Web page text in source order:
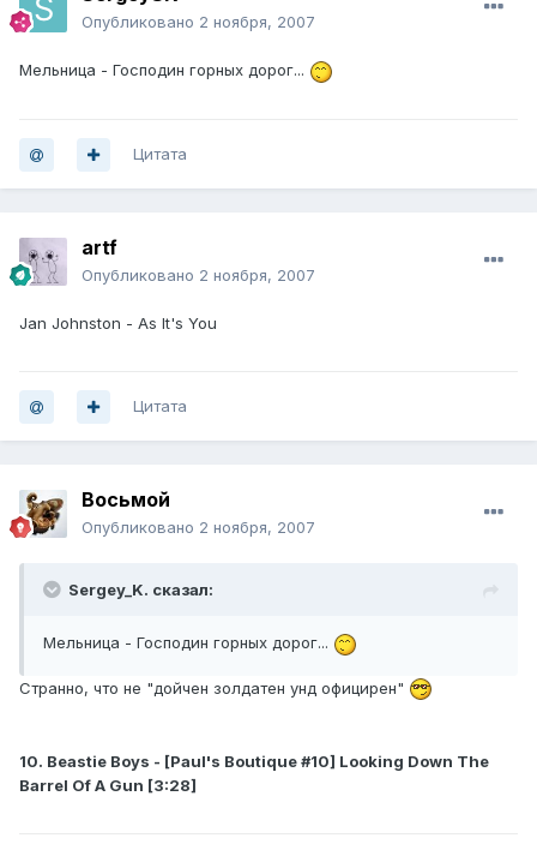
Опубликовано 2 ноября, 2007
Мельница - Господин горных дорог...
Цитата
artf
Опубликовано 2 ноября, 2007
Jan Johnston - As It's You
Цитата
Восьмой
Опубликовано 2 ноября, 2007
Sergey_K. сказал:
Мельница - Господин горных дорог...
Странно, что не "дойчен золдатен унд официрен"
10. Beastie Boys - [Paul's Boutique #10] Looking Down The
Barrel Of A Gun [3:28]